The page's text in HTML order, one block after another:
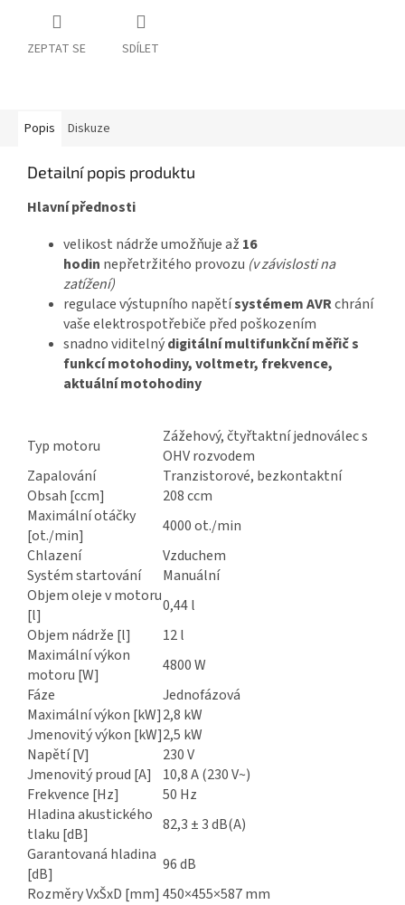
ZEPTAT SE SDÍLET
Popis Diskuze
Detailní popis produktu
Hlavní přednosti
velikost nádrže umožňuje až 16
hodin nepřetržitého provozu (v závislosti na
zatížení)
regulace výstupního napětísystémem AVRchrání
vaše elektrospotřebiče před poškozením
snadno viditelnýdigitální multifunkční měřič s
funkcí motohodiny, voltmetr, frekvence,
aktuální motohodiny
Typ motoru
Zážehový, čtyřtaktní jednoválec s
OHV rozvodem
Zapalování
Tranzistorové, bezkontaktní
Obsah [ccm]
208 ccm
Maximální otáčky
[ot./min]
4000 ot./min
Chlazení
Vzduchem
Systém startování
Manuální
Objem oleje v motoru
[l]
0,44 l
Objem nádrže [l]
12 l
Maximální výkon
motoru [W]
4800 W
Fáze
Jednofázová
Maximální výkon [kW]2,8 kW
Jmenovitý výkon [kW]2,5 kW
Napětí [V]
230 V
Jmenovitý proud [A]
10,8 A (230 V~)
Frekvence [Hz]
50 Hz
Hladina akustického
tlaku [dB]
82,3 ± 3 dB(A)
Garantovaná hladina
[dB]
96 dB
Rozměry VxŠxD [mm] 450×455×587 mm